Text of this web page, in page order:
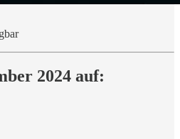
2024 auf: